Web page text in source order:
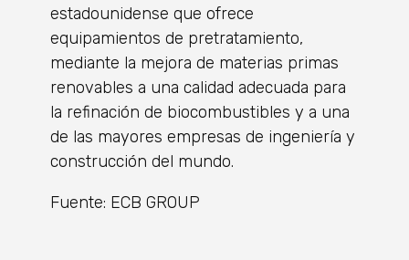
estadounidense que ofrece
equipamientos de pretratamiento,
mediante la mejora de materias primas
renovables a una calidad adecuada para
la refinación de biocombustibles y a una
de las mayores empresas de ingeniería y
construcción del mundo.
Fuente: ECB GROUP